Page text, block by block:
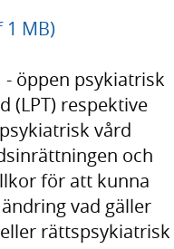
MB)
öppen psykiatrisk
(LPT) respektive
vård
och
för att kunna
vad gäller
rättspsykiatrisk